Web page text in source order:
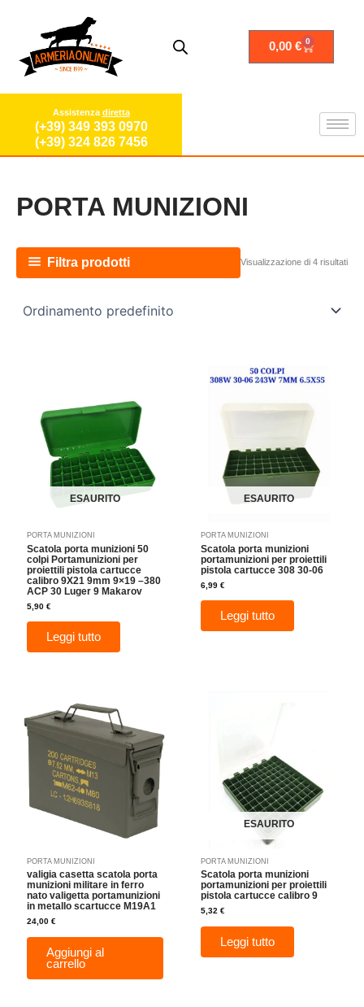
contenuto
0,00€ 0
Carrello
Assistenza diretta
(+39) 349 393 0970
(+39) 324 826 7456
PORTA MUNIZIONI
Filtra prodotti Visualizzazione di 4 risultati
ESAURITO
PORTA MUNIZIONI
Scatola porta munizioni 50
colpi Portamunizioni per
proiettili pistola cartucce
calibro 9X21 9mm 9×19 –380
ACP 30 Luger 9 Makarov
5,90€
Leggi tutto
ESAURITO
PORTA MUNIZIONI
Scatola porta munizioni
portamunizioni per proiettili
pistola cartucce 308 30-06
6,99€
Leggi tutto
PORTA MUNIZIONI
valigia casetta scatola porta
munizioni militare in ferro
nato valigetta portamunizioni
in metallo scartucce M19A1
24,00€
Aggiungi al
carrello
ESAURITO
PORTA MUNIZIONI
Scatola porta munizioni
portamunizioni per proiettili
pistola cartucce calibro 9
5,32€
Leggi tutto